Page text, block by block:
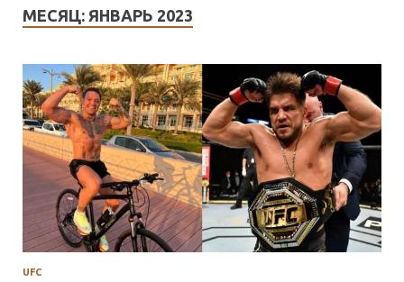
МЕСЯЦ: ЯНВАРЬ 2023
UFC